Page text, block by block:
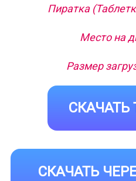
Пиратка
Место на
Размер
СКАЧАТЬ
СКАЧАТЬ